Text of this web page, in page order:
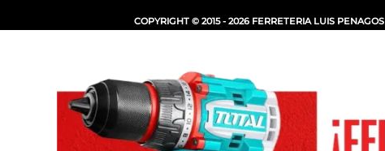
COPYRIGHT © 2015 - 2026 FERRETERIA LUIS PENAGOS